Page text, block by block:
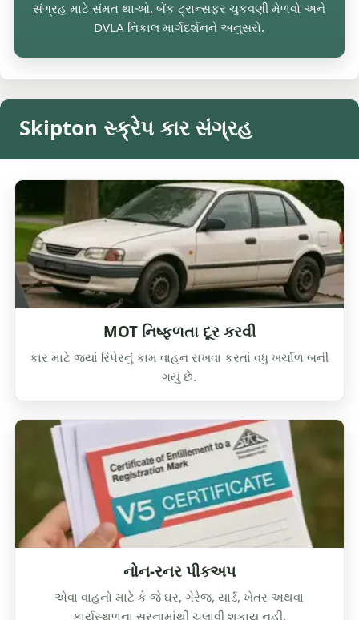
સંગ્રહ માટે સંમત થાઓ, બેંક ટ્રાન્સફર ચુકવણી મેળવો અને
DVLA નિકાલ માર્ગદર્શનને અનુસરો.
Skipton સ્ક્રેપ કાર સંગ્રહ
MOT નિષ્ફળતા દૂર કરવી
કાર માટે જ્યાં રિપેરનું કામ વાહન રાખવા કરતાં વધુ ખર્ચાળ બની
ગયું છે.
નોન-રનર પીકઅપ
એવા વાહનો માટે કે જે ઘર, ગેરેજ, યાર્ડ, ખેતર અથવા
કાર્યસ્થળના સરનામાંથી ચલાવી શકાય નહીં.